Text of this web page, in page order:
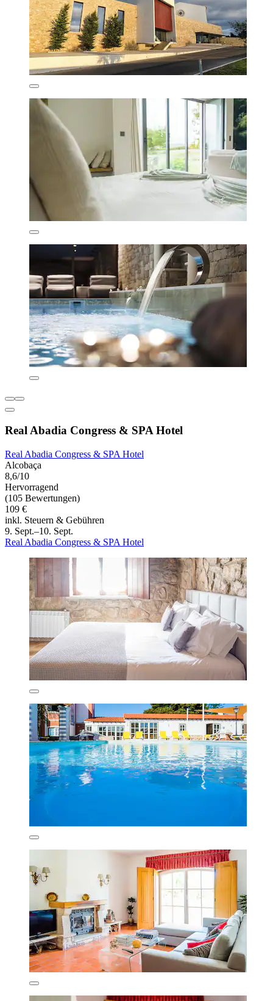
Real Abadia Congress & SPA Hotel
Real Abadia Congress & SPA Hotel
Alcobaça
8,6/10
Hervorragend
(105 Bewertungen)
109 €
inkl. Steuern & Gebühren
9. Sept.–10. Sept.
Real Abadia Congress & SPA Hotel